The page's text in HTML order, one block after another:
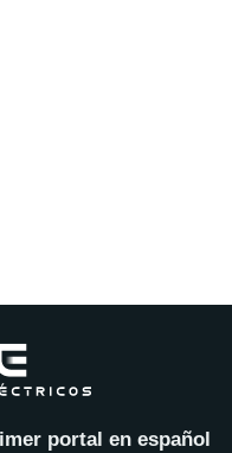
portal en español